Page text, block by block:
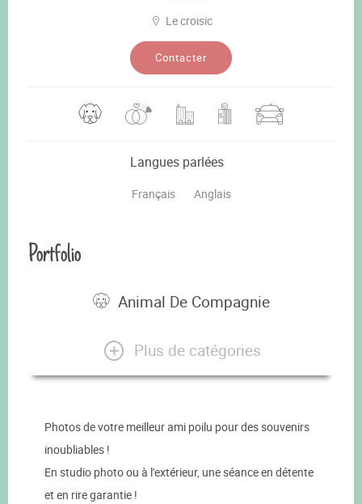
Le croisic
Contacter
Langues parlées
Français Anglais
Portfolio
Animal De Compagnie
Plus de catégories
Photos de votre meilleur ami poilu pour des souvenirs
inoubliables !
En studio photo ou à l'extérieur, une séance en détente
et en rire garantie !